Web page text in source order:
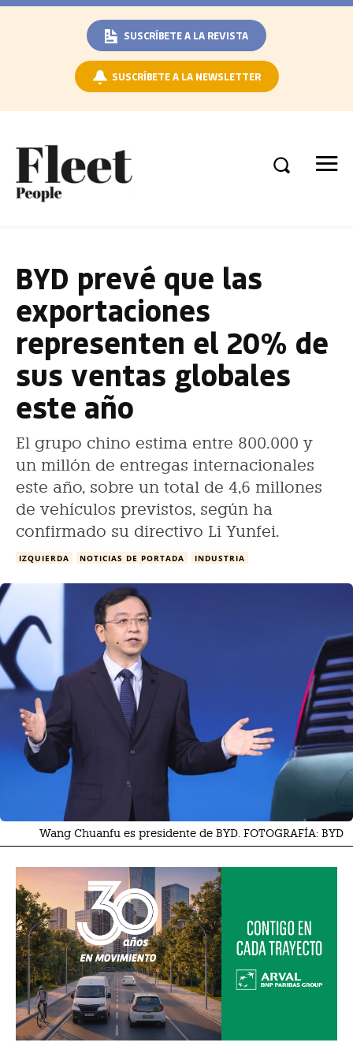
SUSCRÍBETE A LA REVISTA
SUSCRÍBETE A LA NEWSLETTER
BYD prevé que las
exportaciones
representen el 20% de
sus ventas globales
este año
El grupo chino estima entre 800.000 y
un millón de entregas internacionales
este año, sobre un total de 4,6 millones
de vehículos previstos, según ha
confirmado su directivo Li Yunfei.
IZQUIERDA NOTICIAS DE PORTADA INDUSTRIA
Wang Chuanfu es presidente de BYD. FOTOGRAFÍA: BYD